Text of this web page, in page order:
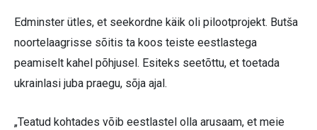
Edminster ütles, et seekordne käik oli pilootprojekt. Butša
noortelaagrisse sõitis ta koos teiste eestlastega
peamiselt kahel põhjusel. Esiteks seetõttu, et toetada
ukrainlasi juba praegu, sõja ajal.
„Teatud kohtades võib eestlastel olla arusaam, et meie